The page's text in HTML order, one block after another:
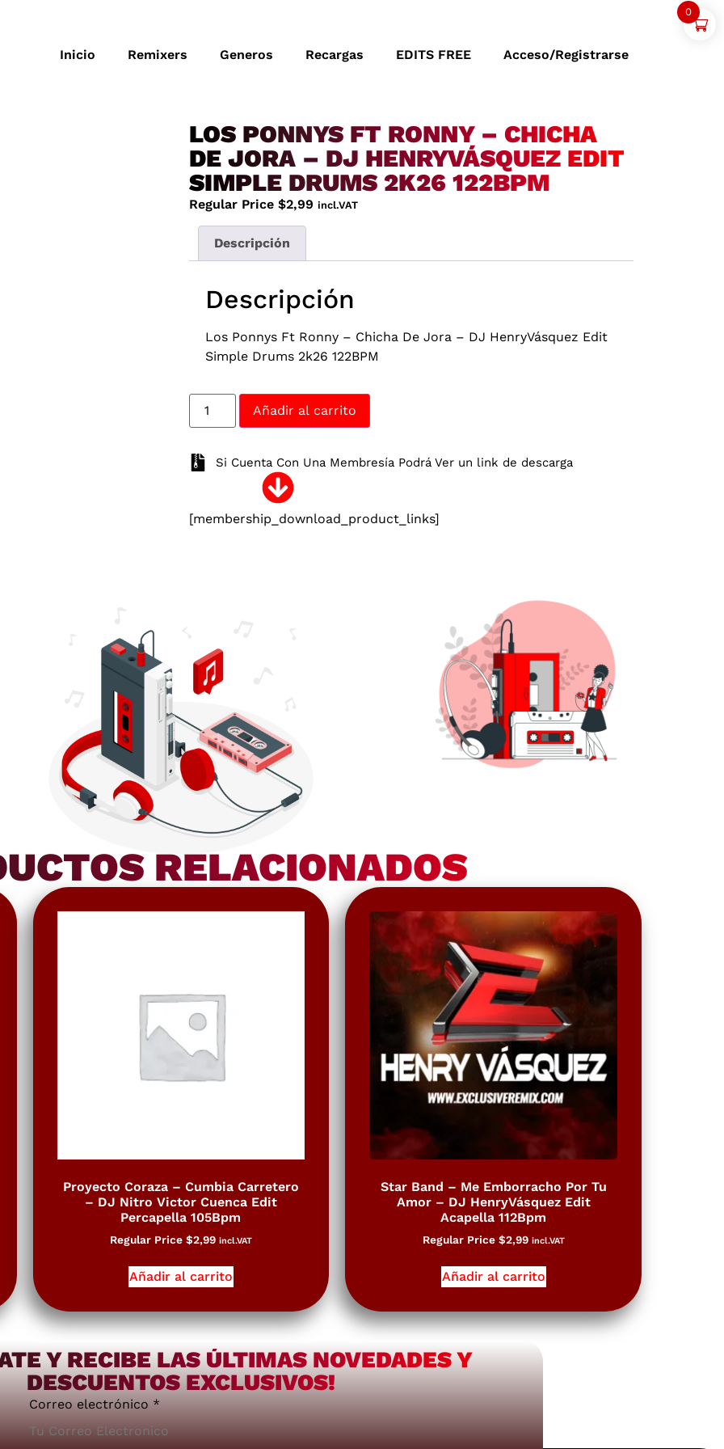
Inicio Remixers Generos Recargas EDITS FREE Acceso/Registrarse
LOS PONNYS FT RONNY – CHICHA
DE JORA – DJ HENRYVÁSQUEZ EDIT
SIMPLE DRUMS 2K26 122BPM
Regular Price $2,99 incl.VAT
Descripción
Descripción
Los Ponnys Ft Ronny – Chicha De Jora – DJ HenryVásquez Edit
Simple Drums 2k26 122BPM
Añadir al carrito
Si Cuenta Con Una Membresía Podrá Ver un link de descarga
[membership_download_product_links]
RELACIONADOS
Proyecto Coraza – Cumbia Carretero
– DJ Nitro Victor Cuenca Edit
Percapella 105Bpm
Regular Price $2,99 incl.VAT
Añadir al carrito
Star Band – Me Emborracho Por Tu
Amor – DJ HenryVásquez Edit
Acapella 112Bpm
Regular Price $2,99 incl.VAT
Añadir al carrito
Y RECIBE LAS ÚLTIMAS NOVEDADES Y
DESCUENTOS EXCLUSIVOS!
Correo electrónico *
0